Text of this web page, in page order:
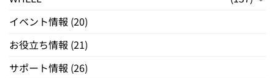
イベント情報 (20)
お役立ち情報 (21)
サポート情報 (26)